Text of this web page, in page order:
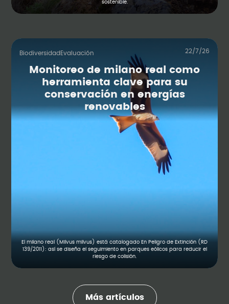
sostenible.
Biodiversidad Evaluación 22/7/26
Monitoreo de milano real como
herramienta clave para su
conservación en energías
renovables
El milano real (Milvus milvus) está catalogado En Peligro de Extinción (RD
139/2011): así se diseña el seguimiento en parques eólicos para reducir el
riesgo de colisión.
Más artículos